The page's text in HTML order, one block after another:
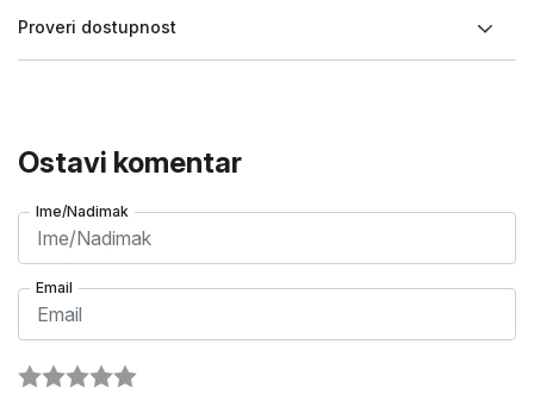
Proveri dostupnost
Ostavi komentar
Ime/Nadimak
Email